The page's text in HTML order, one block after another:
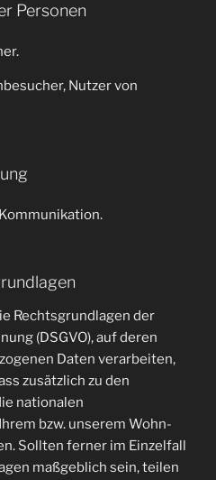
Personen
Nutzer von
Rechtsgrundlagen der
(DSGVO), auf deren
Daten verarbeiten,
zusätzlich zu den
nationalen
bzw. unserem Wohn-
Sollten ferner im Einzelfall
maßgeblich sein, teilen